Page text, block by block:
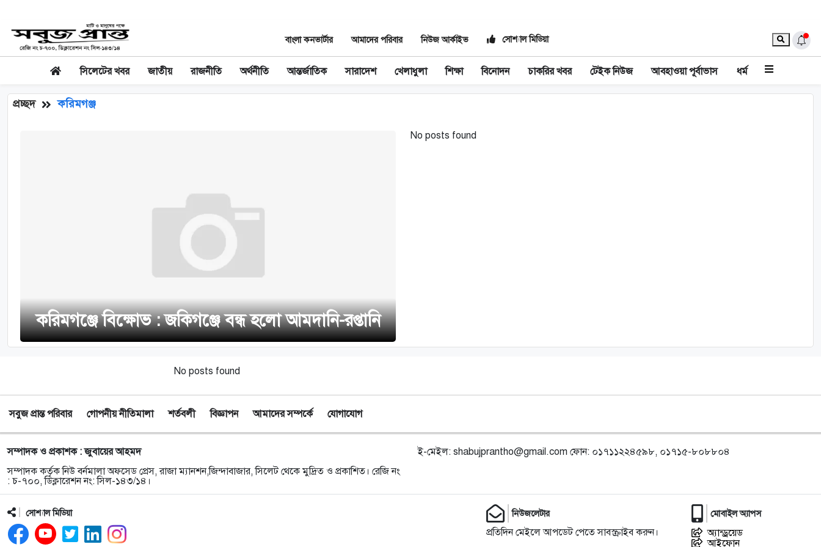
বাংলা কনভার্টার আমাদের পরিবার নিউজ আর্কাইভ সোশ্যাল মিডিয়া
সিলেটের খবর জাতীয় রাজনীতি অর্থনীতি আন্তর্জাতিক সারাদেশ খেলাধুলা শিক্ষা বিনোদন চাকরির খবর টেইক নিউজ আবহাওয়া পূর্বাভাস ধর্ম
প্রচ্ছদ করিমগঞ্জ
করিমগঞ্জে বিক্ষোভ : জকিগঞ্জে বন্ধ হলো আমদানি-রপ্তানি
No posts found
No posts found
সবুজ প্রান্ত পরিবার গোপনীয় নীতিমালা শর্তবলী বিজ্ঞাপন আমাদের সম্পর্কে যোগাযোগ
সম্পাদক ও প্রকাশক : জুবায়ের আহমদ
সম্পাদক কর্তৃক নিউ বর্নমালা অফসেড প্রেস, রাজা ম্যানশন,জিন্দাবাজার, সিলেট থেকে মুদ্রিত ও প্রকাশিত। রেজি নং
: চ-৭০০, ডিক্লারেশন নং: সিল-১৪৩/১৪।
ই-মেইল: shabujprantho@gmail.com ফোন: ০১৭১১২২৪৫৯৮, ০১৭১৫-৮০৮৮০৪
সোশ্যাল মিডিয়া নিউজলেটার
প্রতিদিন মেইলে আপডেট পেতে সাবস্ক্রাইব করুন।
মোবাইল অ্যাপস
অ্যান্ড্রয়েড
আইফোন